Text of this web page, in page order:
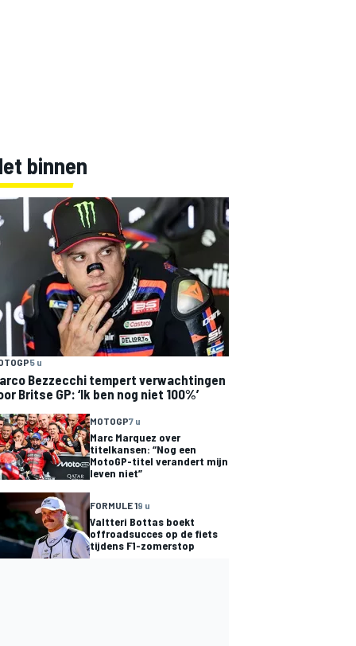
binnen
5 u
Bezzecchi tempert verwachtingen
Britse GP: ‘Ik ben nog niet 100%’
MOTOGP7 u
Marc Marquez over
titelkansen: “Nog een
MotoGP-titel verandert mijn
leven niet”
FORMULE 19 u
Valtteri Bottas boekt
offroadsucces op de fiets
tijdens F1-zomerstop